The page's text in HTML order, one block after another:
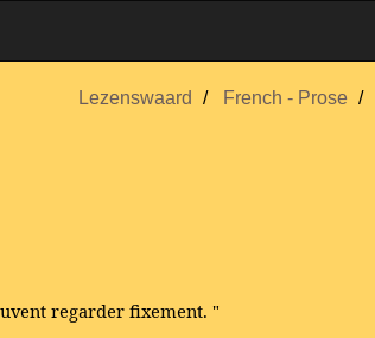
Lezenswaard French - Prose
regarder fixement. "